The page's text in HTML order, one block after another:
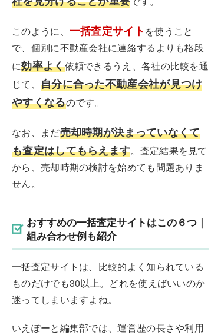
このように、 一括査定サイト を使うこと
で、個別に不動産会社に連絡するよりも格段
に効率よく依頼できるうえ、各社の比較を通
じて、 自分に合った不動産会社が見つけ
やすくなるのです。
なお、まだ売却時期が決まっていなくて
も査定はしてもらえます。査定結果を見て
から、売却時期の検討を始めても問題ありま
せん。
おすすめの一括査定サイトはこの６つ｜
組み合わせ例も紹介
一括査定サイトは、比較的よく知られている
ものだけでも30以上。どれを使えばいいのか
迷ってしまいますよね。
いえぽーと編集部では、運営歴の長さや利用